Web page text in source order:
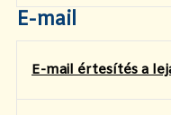
E-mail
E-mail értesítés a